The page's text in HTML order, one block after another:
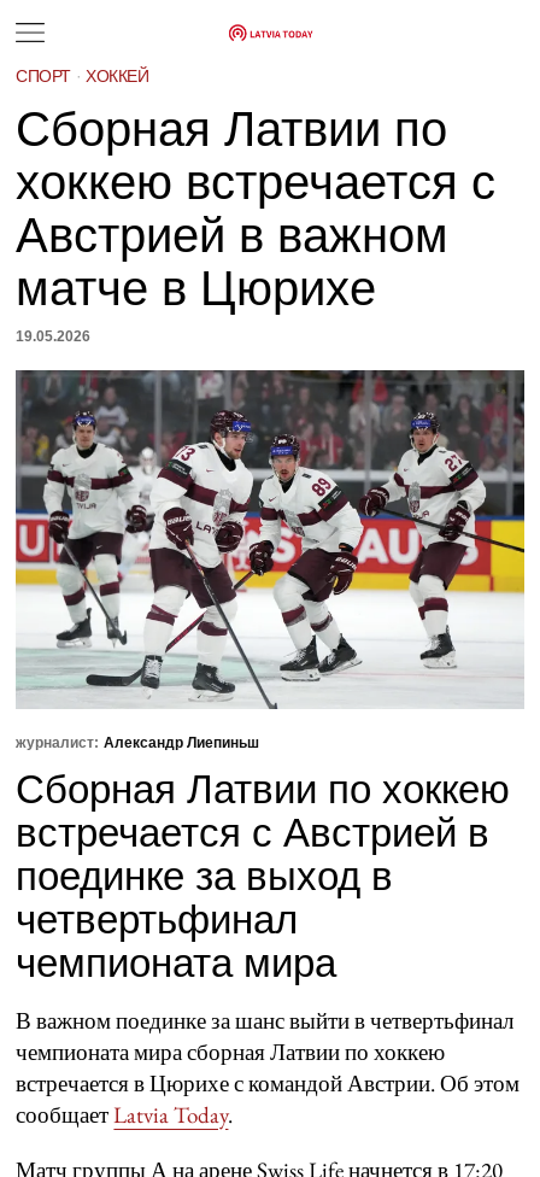
СПОРТ · ХОККЕЙ
Сборная Латвии по
хоккею встречается с
Австрией в важном
матче в Цюрихе
19.05.2026
журналист: Александр Лиепиньш
Сборная Латвии по хоккею
встречается с Австрией в
поединке за выход в
четвертьфинал
чемпионата мира
В важном поединке за шанс выйти в четвертьфинал
чемпионата мира сборная Латвии по хоккею
встречается в Цюрихе с командой Австрии. Об этом
сообщаетLatvia Today.
Матч группы А на арене Swiss Life начнется в 17:20